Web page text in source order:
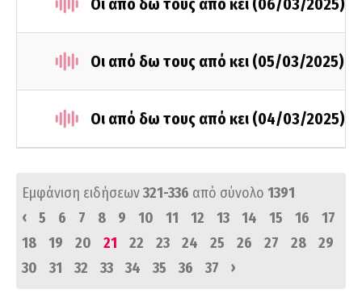
Οι από δω τους από κει (06/03/2025)
Οι από δω τους από κει (05/03/2025)
Οι από δω τους από κει (04/03/2025)
Εμφάνιση ειδήσεων321-336 από σύνολο 1391
‹
5 6 7 8 9 10 11 12 13 14 15 16
17
18
19 20 21 22 23 24 25 26 27 28
29
30
31 32 33 34 35 36 37 ›